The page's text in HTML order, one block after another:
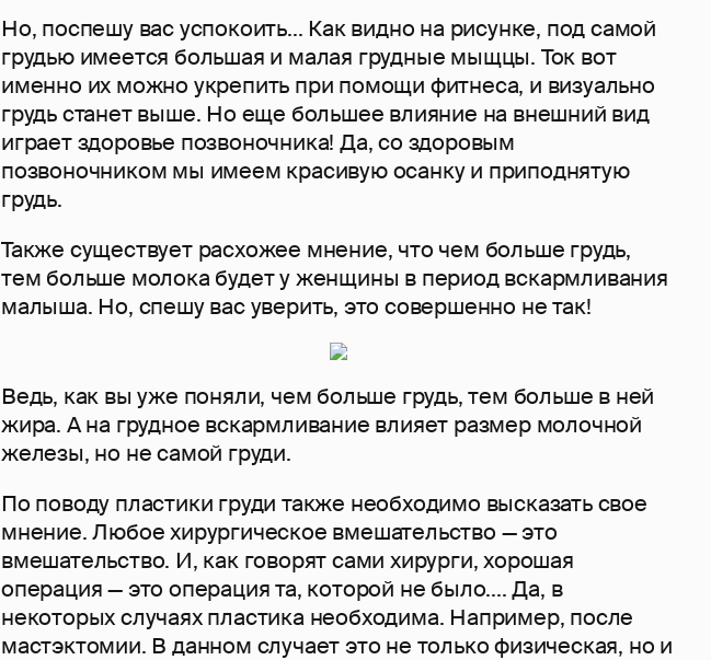
Но, поспешу вас успокоить... Как видно на рисунке, под самой
грудью имеется большая и малая грудные мыщцы. Ток вот
именно их можно укрепить при помощи фитнеса, и визуально
грудь станет выше. Но еще большее влияние на внешний вид
играет здоровье позвоночника! Да, со здоровым
позвоночником мы имеем красивую осанку и приподнятую
грудь.
Также существует расхожее мнение, что чем больше грудь,
тем больше молока будет у женщины в период вскармливания
малыша. Но, спешу вас уверить, это совершенно не так!
Ведь, как вы уже поняли, чем больше грудь, тем больше в ней
жира. А на грудное вскармливание влияет размер молочной
железы, но не самой груди.
По поводу пластики груди также необходимо высказать свое
мнение. Любое хирургическое вмешательство — это
вмешательство. И, как говорят сами хирурги, хорошая
операция — это операция та, которой не было.... Да, в
некоторых случаях пластика необходима. Например, после
мастэктомии. В данном случает это не только физическая, но и